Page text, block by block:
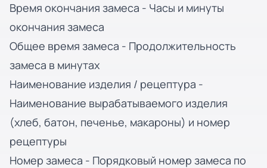
Время окончания замеса - Часы и минуты
окончания замеса
Общее время замеса - Продолжительность
замеса в минутах
Наименование изделия / рецептура -
Наименование вырабатываемого изделия
(хлеб, батон, печенье, макароны) и номер
рецептуры
Номер замеса - Порядковый номер замеса по